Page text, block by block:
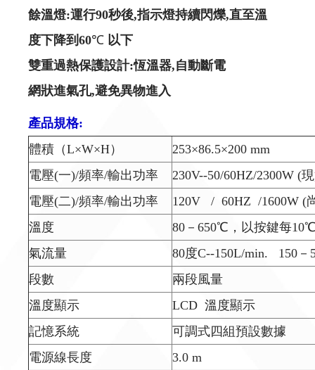
餘溫燈:運行90秒後,指示燈持續閃爍,直至溫
度下降到 60℃ 以下
雙重過熱保護設計:恆溫器,自動斷電
網狀進氣孔,避免異物進入
產品規格:
體積（L×W×H）
253×86.5×200 mm
電壓(一)/頻率/輸出功率
230V--50/60HZ/2300W (
電壓(二)/頻率/輸出功率
120V / 60HZ /1600W (
溫度
80－650℃，以按鍵每
氣流量
80度C--150L/min. 150－
段數
兩段風量
溫度顯示
LCD 溫度顯示
記憶系統
可調式四組預設數據
電源線長度
3.0 m